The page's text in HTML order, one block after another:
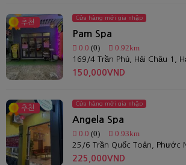
추천
Cửa hàng mới gia nhập
Pam Spa
0.0 (0) 0.92km
169/4 Trần Phú, Hải Châu 1,
150,000VND
추천
Cửa hàng mới gia nhập
Angela Spa
0.0 (0) 0.93km
225,000VND